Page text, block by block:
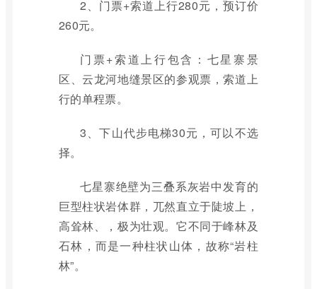
2、门票+索道上行280元，预订价
260元。
门票+索道上行包含：七星寨景
区、云龙河地缝景区的参观票，索道上
行的单程票。
3、下山代步电梯30元，可以不选
择。
七星寨绝壁为三叠系灰岩中发育的
巨型柱状岩体群，兀然直立于陡坡上，
高耸林、，极为壮观。它不同于峰林及
石林，而是一种柱状山体，故称“岩柱
林”。